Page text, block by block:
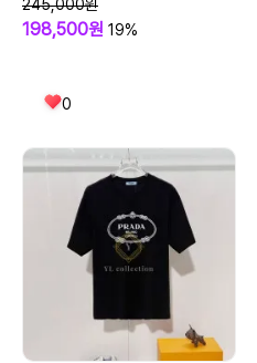
245,000원
198,500원 19%
0